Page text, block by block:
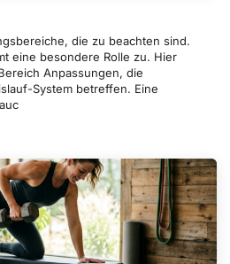
die zu beachten sind.
eine besondere Rolle zu. Hier
Anpassungen, die
System betreffen. Eine